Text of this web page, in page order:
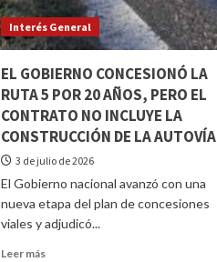
Interés General
EL GOBIERNO CONCESIONÓ LA
RUTA 5 POR 20 AÑOS, PERO EL
CONTRATO NO INCLUYE LA
CONSTRUCCIÓN DE LA AUTOVÍA
3 de julio de 2026
El Gobierno nacional avanzó con una
nueva etapa del plan de concesiones
viales y adjudicó...
Leer más